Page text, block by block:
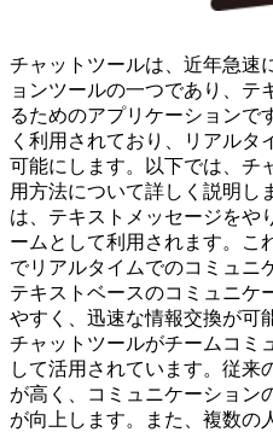
チャットツールは、近年急速
ョンツールの一つであり、テ
るためのアプリケーションで
く利用されており、リアルタ
可能にします。以下では、チ
用方法について詳しく説明し
は、テキストメッセージをや
ームとして利用されます。こ
でリアルタイムでのコミュニ
テキストベースのコミュニケ
やすく、迅速な情報交換が可
チャットツールがチームコミ
して活用されています。従来
が高く、コミュニケーション
が向上します。また、複数の